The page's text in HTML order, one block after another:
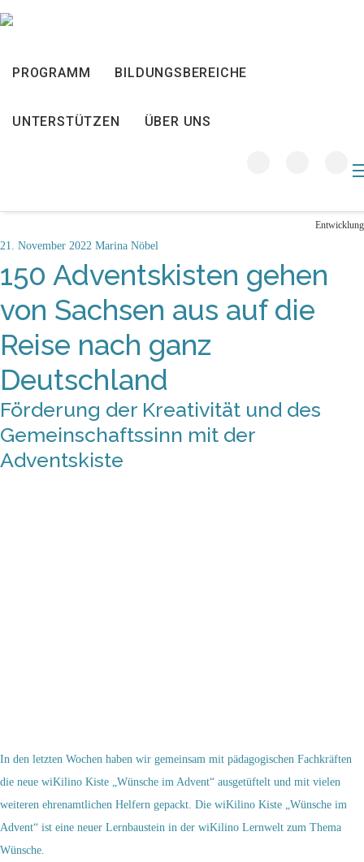
PROGRAMM BILDUNGSBEREICHE
UNTERSTÜTZEN ÜBER UNS
NOV. 2022
Entwicklung
21. November 2022 Marina Nöbel
150 Adventskisten gehen
von Sachsen aus auf die
Reise nach ganz
Deutschland
Förderung der Kreativität und des
Gemeinschaftssinn mit der
Adventskiste
In den letzten Wochen haben wir gemeinsam mit pädagogischen Fachkräften
die neue wiKilino Kiste „Wünsche im Advent“ ausgetüftelt und mit vielen
weiteren ehrenamtlichen Helfern gepackt. Die wiKilino Kiste „Wünsche im
Advent“ ist eine neuer Lernbaustein in der wiKilino Lernwelt zum Thema
Wünsche.